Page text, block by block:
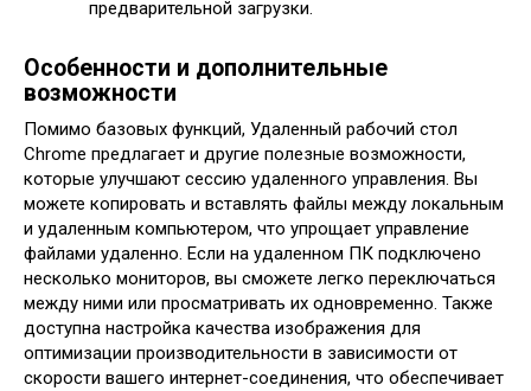
предварительной загрузки.
Особенности и дополнительные
возможности
Помимо базовых функций, Удаленный рабочий стол
Chrome предлагает и другие полезные возможности,
которые улучшают сессию удаленного управления. Вы
можете копировать и вставлять файлы между локальным
и удаленным компьютером, что упрощает управление
файлами удаленно. Если на удаленном ПК подключено
несколько мониторов, вы сможете легко переключаться
между ними или просматривать их одновременно. Также
доступна настройка качества изображения для
оптимизации производительности в зависимости от
скорости вашего интернет-соединения, что обеспечивает